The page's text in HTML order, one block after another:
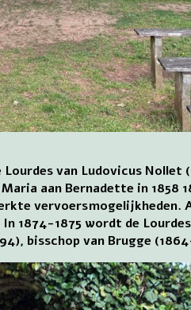
van Ludovicus
aan Bernadette in 1858
vervoersmogelijkheden.
1874-1875 wordt de
bisschop van Brugge